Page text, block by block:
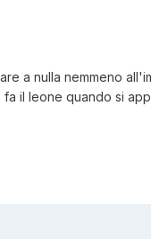
a nulla nemmeno
il leone quando si